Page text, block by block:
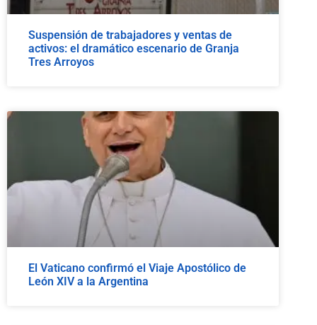
Suspensión de trabajadores y ventas de
activos: el dramático escenario de Granja
Tres Arroyos
El Vaticano confirmó el Viaje Apostólico de
León XIV a la Argentina